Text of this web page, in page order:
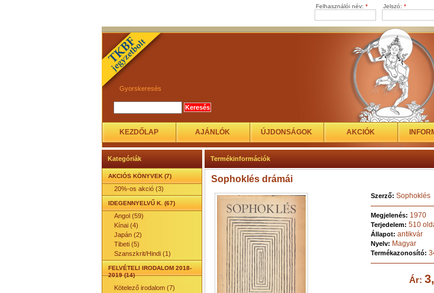
Felhasználói név: * Jelszó: *
Gyorskeresés
KEZDŐLAP AJÁNLÓK ÚJDONSÁGOK AKCIÓK
Kategóriák
AKCIÓS KÖNYVEK (7)
20%-os akció (3)
IDEGENNYELVŰ K. (67)
Angol (59)
Kínai (4)
Japán (2)
Tibeti (5)
Szanszkrit/Hindi (1)
FELVÉTELI IRODALOM 2018-
2019 (14)
Kötelező irodalom (7)
Termékinformációk
Sophoklés drámái
Szerző: Sophoklés
Megjelenés: 1970
Terjedelem: 510
Állapot: antikvár
Nyelv: Magyar
Termékazonosító:
Ár: